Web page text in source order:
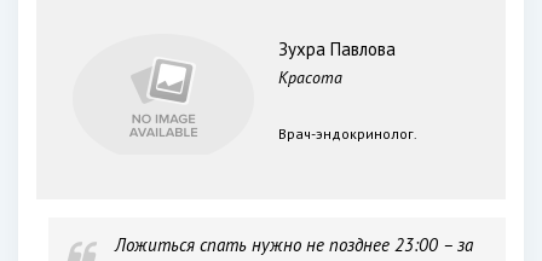
Зухра Павлова
Красота
Врач-эндокринолог.
Ложиться спать нужно не позднее 23:00 – за